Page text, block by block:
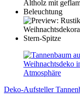
Deko-Aufsteller